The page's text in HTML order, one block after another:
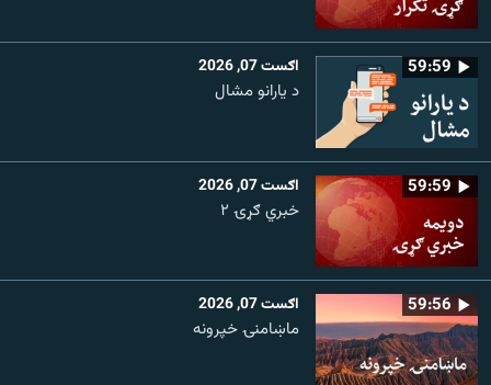
59:59 اګست 07, 2026
د یارانو مشال
59:59 اګست 07, 2026
خبري ګړۍ ۲
59:56 اګست 07, 2026
ماښامنۍ خپرونه